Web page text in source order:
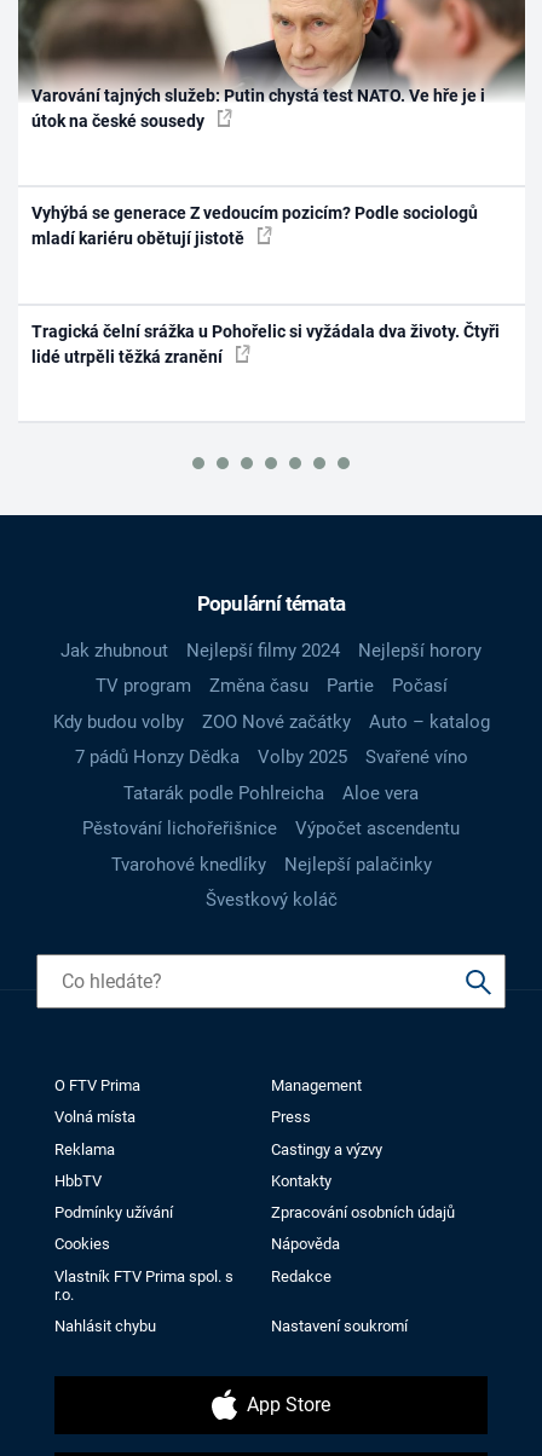
Varování tajných služeb: Putin chystá test NATO. Ve hře je i
útok na české sousedy
Vyhýbá se generace Z vedoucím pozicím? Podle sociologů
mladí kariéru obětují jistotě
Tragická čelní srážka u Pohořelic si vyžádala dva životy. Čtyři
lidé utrpěli těžká zranění
Populární témata
Jak zhubnout Nejlepší filmy 2024
Nejlepší horory
TV program
Změna času Partie
Počasí
Kdy budou volby
ZOO Nové začátky
Auto – katalog
7 pádů Honzy Dědka
Volby 2025
Svařené víno
Tatarák podle Pohlreicha
Aloe vera
Pěstování lichořeřišnice
Výpočet ascendentu
Tvarohové knedlíky
Nejlepší palačinky
Švestkový koláč
O FTV Prima
Management
Volná místa
Press
Reklama
Castingy a výzvy
HbbTV
Kontakty
Podmínky užívání
Zpracování osobních údajů
Cookies
Nápověda
Vlastník FTV Prima spol. s
r.o.
Redakce
Nahlásit chybu Nastavení soukromí
App Store